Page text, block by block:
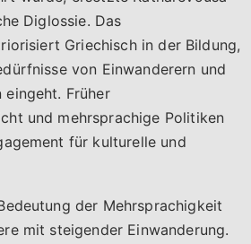
Diglossie. Das
Griechisch in der Bildung,
von Einwanderern und
eingeht. Früher
und mehrsprachige Politiken
für kulturelle und
der Mehrsprachigkeit
mit steigender Einwanderung.